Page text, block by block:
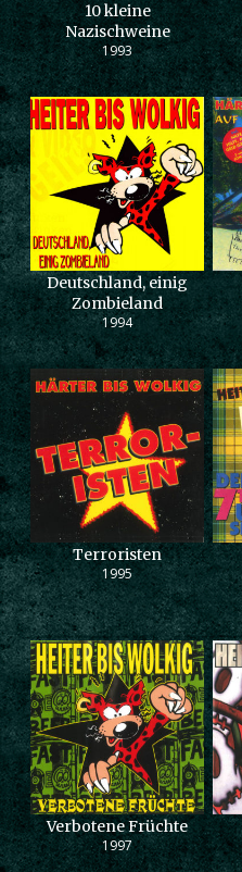
10 kleine
Nazischweine
1993
Deutschland, einig
Zombieland
1994
Terroristen
1995
Verbotene Früchte
1997